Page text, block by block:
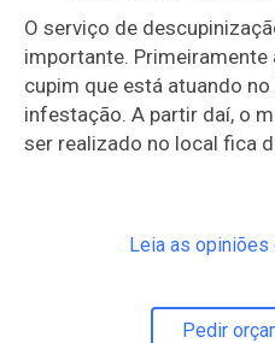
O serviço de
importante. Primeiramente
cupim que está atuando
infestação. A partir daí, o
ser realizado no local fica
Leia as
Pedir